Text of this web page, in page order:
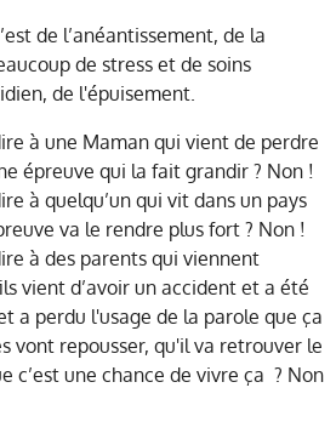
de l’anéantissement, de la
de stress et de soins
de l'épuisement.
à une Maman qui vient de perdre
épreuve qui la fait grandir ? Non !
à quelqu’un qui vit dans un pays
va le rendre plus fort ? Non !
à des parents qui viennent
vient d’avoir un accident et a été
a perdu l'usage de la parole que ça
vont repousser, qu'il va retrouver le
c’est une chance de vivre ça ? Non